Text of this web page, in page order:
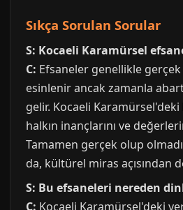
Sıkça Sorulan Sorular
S: Kocaeli Karamürsel
C: Efsaneler genellikle
esinlenir ancak zamanla
gelir. Kocaeli
halkın inançlarını ve
Tamamen gerçek olup
da, kültürel miras açısından
S: Bu efsaneleri nereden
C: Kocaeli Karamürsel'deki